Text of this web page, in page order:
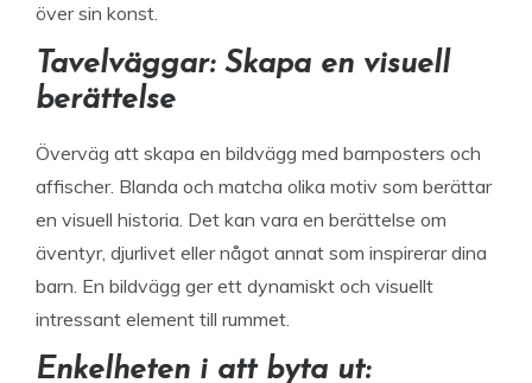
över sin konst.
Tavelväggar: Skapa en visuell
berättelse
Överväg att skapa en bildvägg med barnposters och
affischer. Blanda och matcha olika motiv som berättar
en visuell historia. Det kan vara en berättelse om
äventyr, djurlivet eller något annat som inspirerar dina
barn. En bildvägg ger ett dynamiskt och visuellt
intressant element till rummet.
Enkelheten i att byta ut: